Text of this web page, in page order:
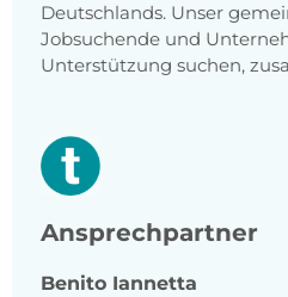
Deutschlands. Unser
Jobsuchende und
Unterstützung suchen,
Ansprechpartner
Benito Iannetta